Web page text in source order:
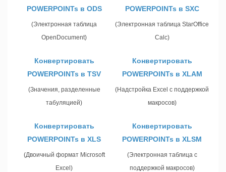
POWERPOINTs в ODS
(Электронная таблица
OpenDocument)
POWERPOINTs в SXC
(Электронная таблица StarOffice
Calc)
Конвертировать
POWERPOINTs в TSV
(Значения, разделенные
табуляцией)
Конвертировать
POWERPOINTs в XLAM
(Надстройка Excel с поддержкой
макросов)
Конвертировать
POWERPOINTs в XLS
(Двоичный формат Microsoft
Excel)
Конвертировать
POWERPOINTs в XLSM
(Электронная таблица с
поддержкой макросов)